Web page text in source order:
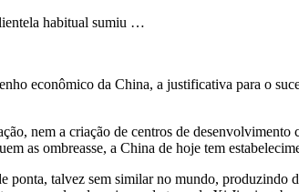
habitual sumiu …
econômico da China, a justificativa para o
nem a criação de centros de
as ombreasse, a China de hoje tem
ponta, talvez sem similar no mundo,